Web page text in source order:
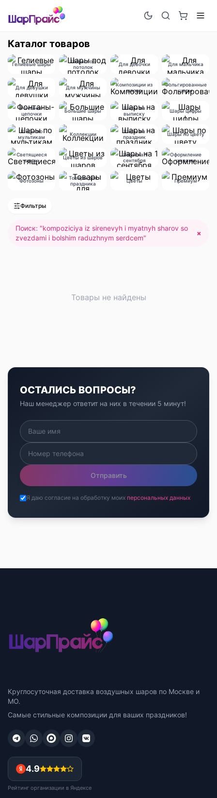
Каталог товаров
Гелиевые шары
Шары под
потолок
Для девочки Для мальчика
Для девушки Для мужчины
Композиции из
шаров
Фольгированные
шары
Фонтаны-
цепочки
Большие шары
Шары на
выписку
Шары цифры
Шары по
мультикам
Коллекции
Шары на
праздник
Шары по цвету
Светящиеся
шары
Цветы из шаров
Шары на 1
сентября
Оформление
шарами
Фотозоны
Товары для
праздника
Цветы Премиум
Фильтры
Поиск: "kompoziciya iz sirenevyh i myatnyh sharov so
zvezdami i bolshim raduzhnym serdcem"
×
Товары не найдены
ОСТАЛИСЬ ВОПРОСЫ?
Наш менеджер ответит на них в течении 5 минут!
Отправить
Я даю согласие на обработку моих персональных данных
Круглосуточная доставка воздушных шаров по Москве и
МО.
Самые стильные композиции для ваших праздников!
4.9
Рейтинг организации в Яндексе